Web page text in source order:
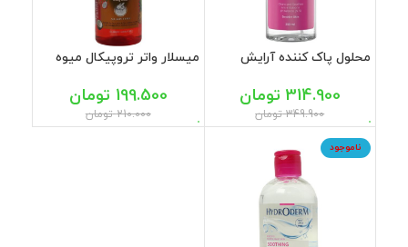
محلول پاک کننده آرایش
ویتالیر 250 میل
349.900 تومان
314.900 تومان
میسلار واتر تروپیکال میوه
حساس دیپ سنس 160 میل
210.000 تومان
199.500 تومان
ناموجود